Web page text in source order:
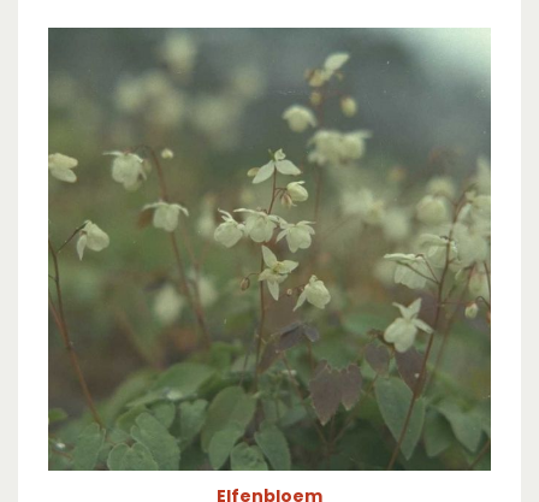
Elfenbloem